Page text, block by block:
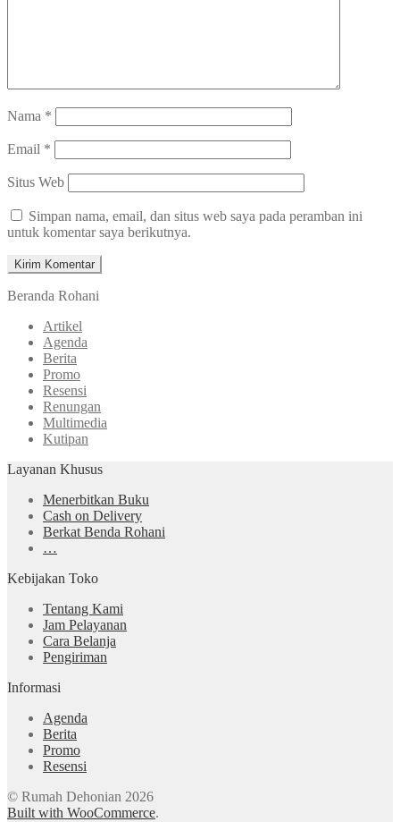
Nama *
Email *
Situs Web
Simpan nama, email, dan situs web saya pada peramban ini
untuk komentar saya berikutnya.
Beranda Rohani
Artikel
Agenda
Berita
Promo
Resensi
Renungan
Multimedia
Kutipan
Layanan Khusus
Menerbitkan Buku
Cash on Delivery
Berkat Benda Rohani
…
Kebijakan Toko
Tentang Kami
Jam Pelayanan
Cara Belanja
Pengiriman
Informasi
Agenda
Berita
Promo
Resensi
© Rumah Dehonian 2026
Built with WooCommerce.